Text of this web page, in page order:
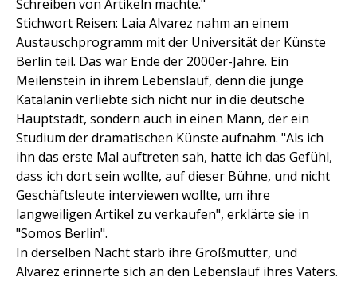
Schreiben von Artikeln machte."
Stichwort Reisen: Laia Alvarez nahm an einem
Austauschprogramm mit der Universität der Künste
Berlin teil. Das war Ende der 2000er-Jahre. Ein
Meilenstein in ihrem Lebenslauf, denn die junge
Katalanin verliebte sich nicht nur in die deutsche
Hauptstadt, sondern auch in einen Mann, der ein
Studium der dramatischen Künste aufnahm. "Als ich
ihn das erste Mal auftreten sah, hatte ich das Gefühl,
dass ich dort sein wollte, auf dieser Bühne, und nicht
Geschäftsleute interviewen wollte, um ihre
langweiligen Artikel zu verkaufen", erklärte sie in
"Somos Berlin".
In derselben Nacht starb ihre Großmutter, und
Alvarez erinnerte sich an den Lebenslauf ihres Vaters.